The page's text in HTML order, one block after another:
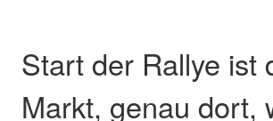
Start der Rallye ist
Markt, genau dort,